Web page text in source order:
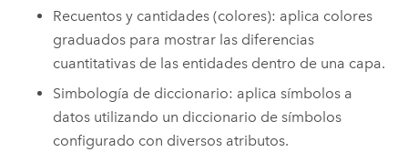
Recuentos y cantidades (colores): aplica colores
graduados para mostrar las diferencias
cuantitativas de las entidades dentro de una capa.
Simbología de diccionario: aplica símbolos a
datos utilizando un diccionario de símbolos
configurado con diversos atributos.